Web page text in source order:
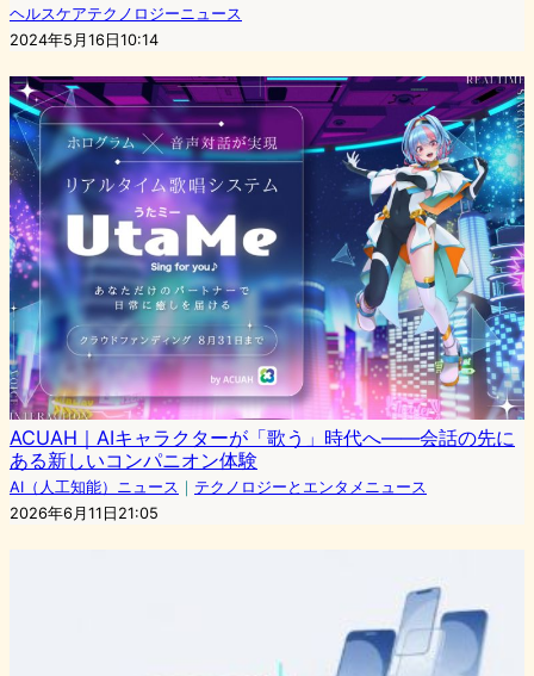
ヘルスケアテクノロジーニュース
2024年5月16日10:14
ACUAH｜AIキャラクターが「歌う」時代へ——会話の先に
ある新しいコンパニオン体験
AI（人工知能）ニュース ｜ テクノロジーとエンタメニュース
2026年6月11日21:05